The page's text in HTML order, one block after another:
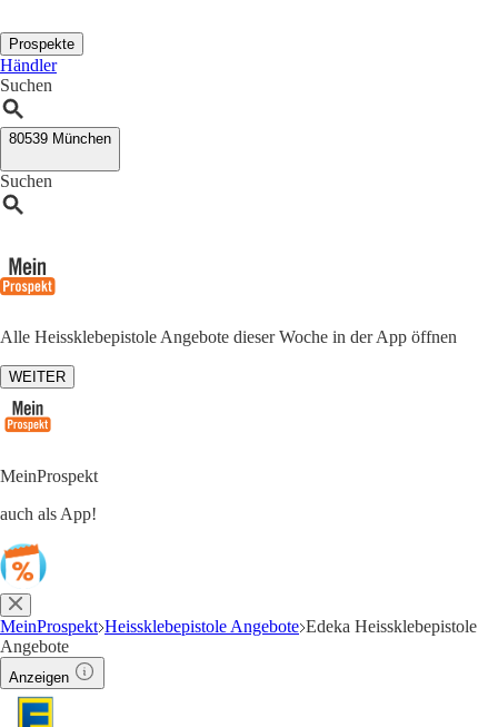
Prospekte
Händler
Suchen
80539 München
Suchen
Alle Heissklebepistole Angebote dieser Woche in der App öffnen
WEITER
MeinProspekt
auch als App!
MeinProspekt Heissklebepistole Angebote Edeka Heissklebepistole
Angebote
Anzeigen